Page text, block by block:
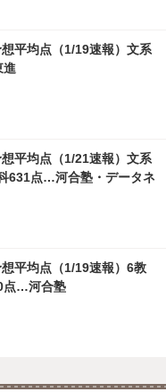
想平均点（1/19速報）文系
想平均点（1/21速報）文系
631点…河合塾・データネ
想平均点（1/19速報）6教
点…河合塾